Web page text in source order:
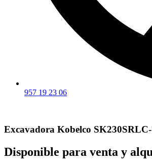
957 19 23 06
Excavadora Kobelco
Disponible para venta y